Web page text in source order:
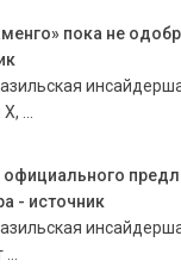
пока не
...
- источник